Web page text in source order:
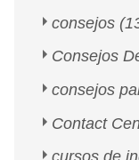
consejos
Consejos
consejos
Contact